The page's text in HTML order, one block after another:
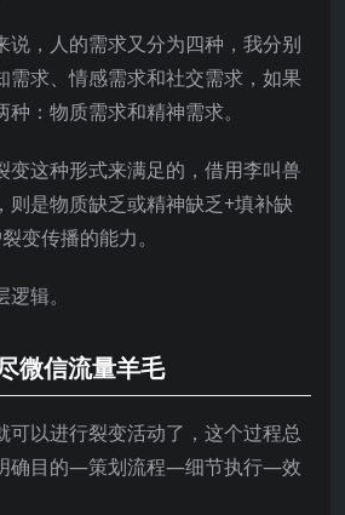
说，人的需求又分为四种，我分别
需求、情感需求和社交需求，如果
：物质需求和精神需求。
变这种形式来满足的，借用李叫兽
则是物质缺乏或精神缺乏+填补缺
变传播的能力。
辑。
微信流量羊毛
可以进行裂变活动了，这个过程总
确目的—策划流程—细节执行—效